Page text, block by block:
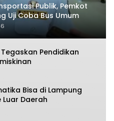
Publik, Pemkot
Uji Coba Bus Umum
Pendidikan
Bisa di Lampung
Daerah